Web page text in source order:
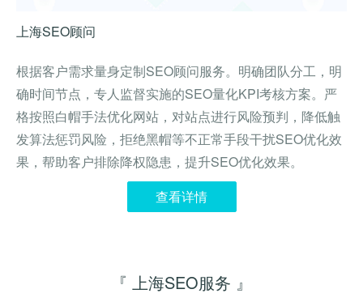
上海SEO顾问
根据客户需求量身定制SEO顾问服务。明确团队分工，明
确时间节点，专人监督实施的SEO量化KPI考核方案。严
格按照白帽手法优化网站，对站点进行风险预判，降低触
发算法惩罚风险，拒绝黑帽等不正常手段干扰SEO优化效
果，帮助客户排除降权隐患，提升SEO优化效果。
查看详情
『 上海SEO服务 』